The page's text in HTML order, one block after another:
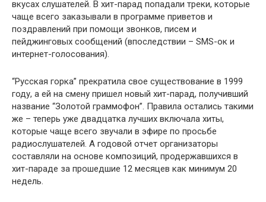
вкусах слушателей. В хит-парад попадали треки, которые
чаще всего заказывали в программе приветов и
поздравлений при помощи звонков, писем и
пейджинговых сообщений (впоследствии – SMS-ок и
интернет-голосования).
“Русская горка” прекратила свое существование в 1999
году, а ей на смену пришел новый хит-парад, получивший
название “Золотой граммофон”. Правила остались такими
же – теперь уже двадцатка лучших включала хиты,
которые чаще всего звучали в эфире по просьбе
радиослушателей. А годовой отчет организаторы
составляли на основе композиций, продержавшихся в
хит-параде за прошедшие 12 месяцев как минимум 20
недель.